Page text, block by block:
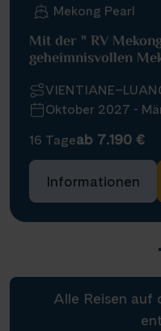
Mekong Pearl
Mit der " RV
geheimnisvollen
Oktober 2027 -
16 Tageab 7.190 €
Informationen
Alle Reisen auf